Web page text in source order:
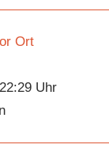
Ort
22:29 Uhr